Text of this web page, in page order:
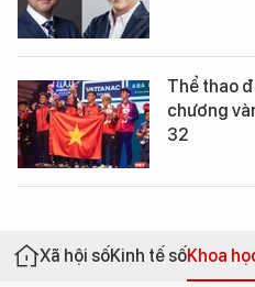
Thể thao
chương
32
Xã hội sốKinh tế sốKhoa